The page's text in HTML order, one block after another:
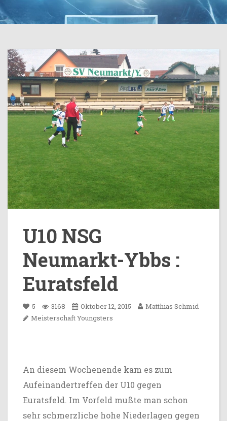
U10 NSG
Neumarkt-Ybbs :
Euratsfeld
5 3168 Oktober 12, 2015
Matthias Schmid
MeisterschaftYoungsters
An diesem Wochenende kam es zum
Aufeinandertreffen der U10 gegen
Euratsfeld. Im Vorfeld mußte man schon
sehr schmerzliche hohe Niederlagen gegen